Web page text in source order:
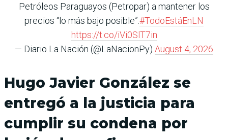
Petróleos Paraguayos (Petropar) a mantener los
precios “lo más bajo posible”.#TodoEstáEnLN
https://t.co/iVi0SlT7in
— Diario La Nación (@LaNacionPy) August 4, 2026
Hugo Javier González se
entregó a la justicia para
cumplir su condena por